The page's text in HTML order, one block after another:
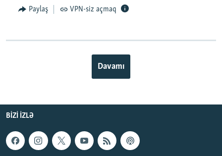
Paylaş VPN-siz açmaq
Davamı
BIZI IZLƏ